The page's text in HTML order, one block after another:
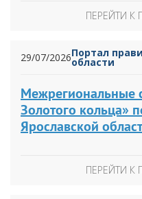
ПЕРЕЙТИ К
29/07/2026Портал
области
Межрегиональные
Золотого кольца»
Ярославской
ПЕРЕЙТИ К